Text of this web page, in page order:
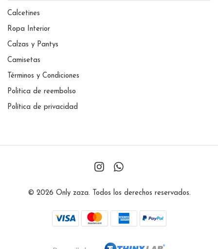
Calcetines
Ropa Interior
Calzas y Pantys
Camisetas
Términos y Condiciones
Politica de reembolso
Política de privacidad
© 2026 Only zaza. Todos los derechos reservados.